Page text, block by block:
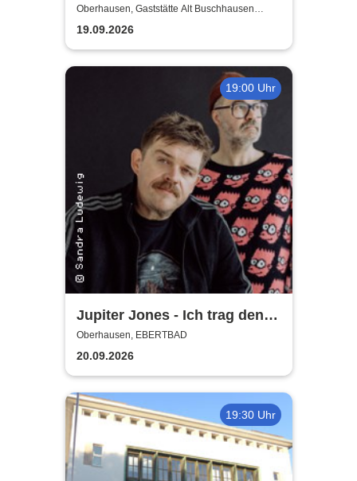
NRW!
Oberhausen, Gaststätte Alt Buschhausen
(Saal)
19.09.2026
19:00 Uhr
Jupiter Jones - Ich trag den
Sarg, Du trägst was Buntes -
Tour 2026
Oberhausen, EBERTBAD
20.09.2026
19:30 Uhr